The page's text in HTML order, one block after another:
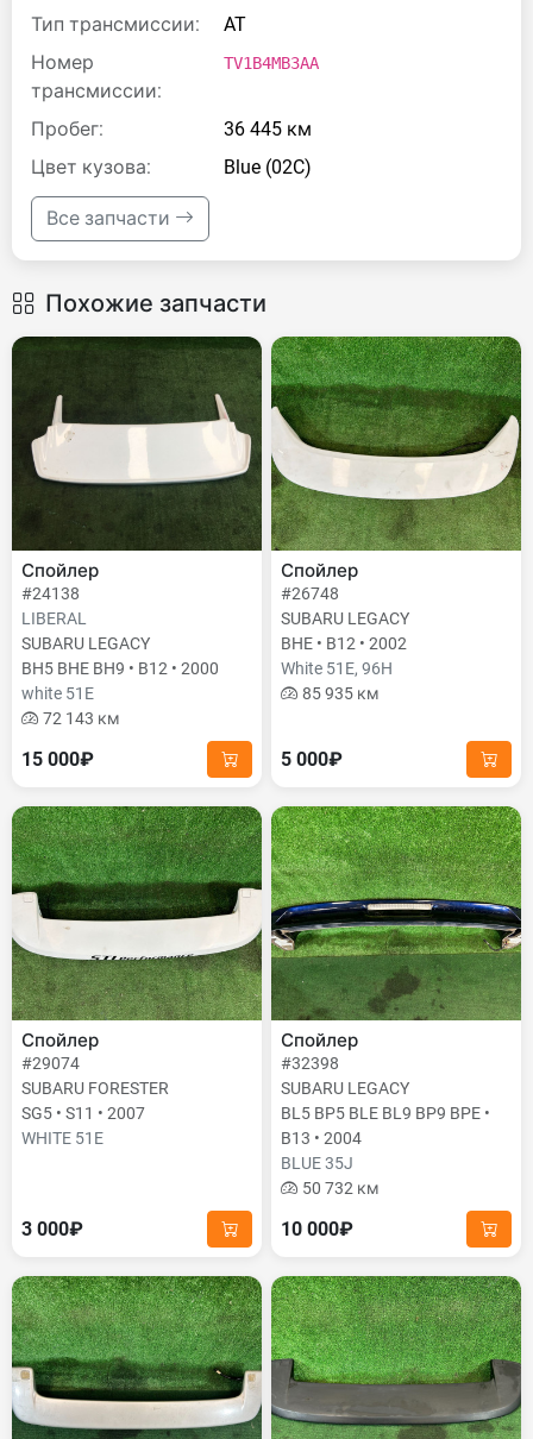
Тип трансмиссии:
AT
Номер
трансмиссии:
TV1B4MB3AA
Пробег:
36 445 км
Цвет кузова:
Blue (02C)
Все запчасти
Похожие запчасти
Спойлер
#24138
LIBERAL
SUBARU LEGACY
BH5 BHE BH9 • B12 • 2000
white 51E
72 143 км
15 000₽
Спойлер
#26748
SUBARU LEGACY
BHE • B12 • 2002
White 51E, 96H
85 935 км
5 000₽
Спойлер
#29074
SUBARU FORESTER
SG5 • S11 • 2007
WHITE 51E
3 000₽
Спойлер
#32398
SUBARU LEGACY
BL5 BP5 BLE BL9 BP9 BPE •
B13 • 2004
BLUE 35J
50 732 км
10 000₽